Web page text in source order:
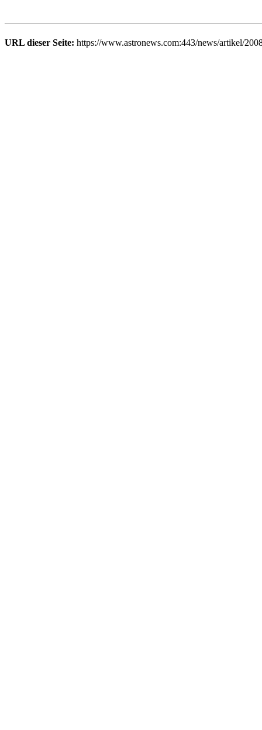
URL dieser Seite: https://www.astronews.com:443/news/artikel/